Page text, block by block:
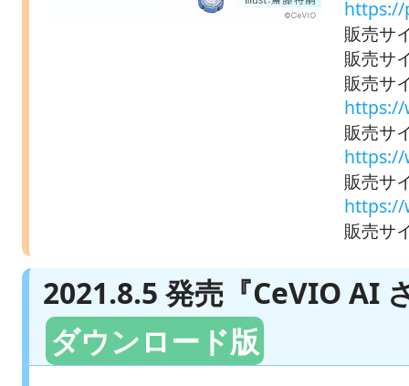
https://
販売サ
販売サ
販売サ
https://
販売サ
https://
販売サ
https://
販売サ
2021.8.5 発売『CeVIO AI
ダウンロード版